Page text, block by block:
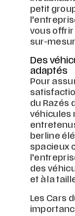
petit
vous offrir
sur-
Des
adaptés
Pour
du Razés
véhicules
berline
spacieux
des
et à la
Les Cars